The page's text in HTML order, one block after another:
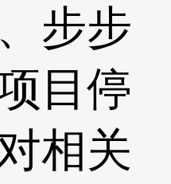
步步
目停
相关